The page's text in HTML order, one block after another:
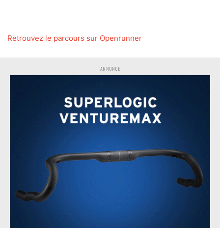
Retrouvez le parcours sur Openrunner
ANNONCE